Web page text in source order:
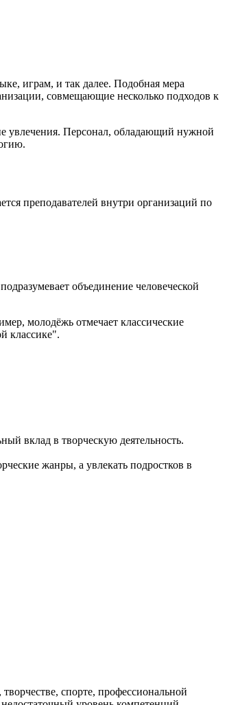
играм, и так далее. Подобная мера
совмещающие несколько подходов к
увлечения. Персонал, обладающий нужной
преподавателей внутри организаций по
объединение человеческой
молодёжь отмечает классические
классике".
вклад в творческую деятельность.
жанры, а увлекать подростков в
спорте, профессиональной